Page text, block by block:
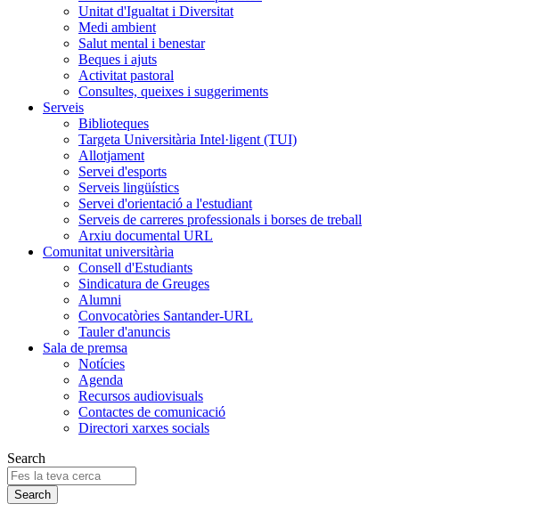
Unitat d'Igualtat i Diversitat
Medi ambient
Salut mental i benestar
Beques i ajuts
Activitat pastoral
Consultes, queixes i suggeriments
Serveis
Biblioteques
Targeta Universitària Intel·ligent (TUI)
Allotjament
Servei d'esports
Serveis lingüístics
Servei d'orientació a l'estudiant
Serveis de carreres professionals i borses de treball
Arxiu documental URL
Comunitat universitària
Consell d'Estudiants
Sindicatura de Greuges
Alumni
Convocatòries Santander-URL
Tauler d'anuncis
Sala de premsa
Notícies
Agenda
Recursos audiovisuals
Contactes de comunicació
Directori xarxes socials
Search